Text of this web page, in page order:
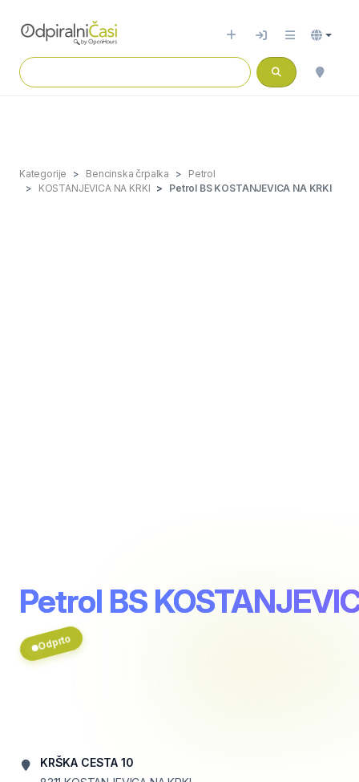
Kategorije Bencinska črpalka
Petrol
KOSTANJEVICA NA KRKI
Petrol BS KOSTANJEVICA NA KRKI
Petrol BS
Odprto
KRŠKA CESTA 10